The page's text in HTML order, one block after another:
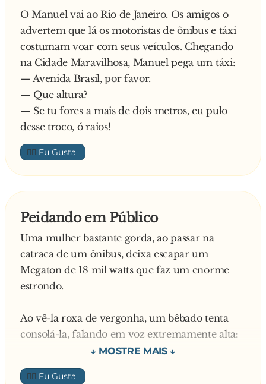
O Manuel vai ao Rio de Janeiro. Os amigos o
advertem que lá os motoristas de ônibus e táxi
costumam voar com seus veículos. Chegando
na Cidade Maravilhosa, Manuel pega um táxi:
— Avenida Brasil, por favor.
— Que altura?
— Se tu fores a mais de dois metros, eu pulo
desse troco, ó raios!
👍🏼
Peidando em Público
Uma mulher bastante gorda, ao passar na
catraca de um ônibus, deixa escapar um
Megaton de 18 mil watts que faz um enorme
estrondo.
Ao vê-la roxa de vergonha, um bêbado tenta
consolá-la, falando em voz extremamente alta:
- Minha senhora, não precisa ficar com
👍🏼